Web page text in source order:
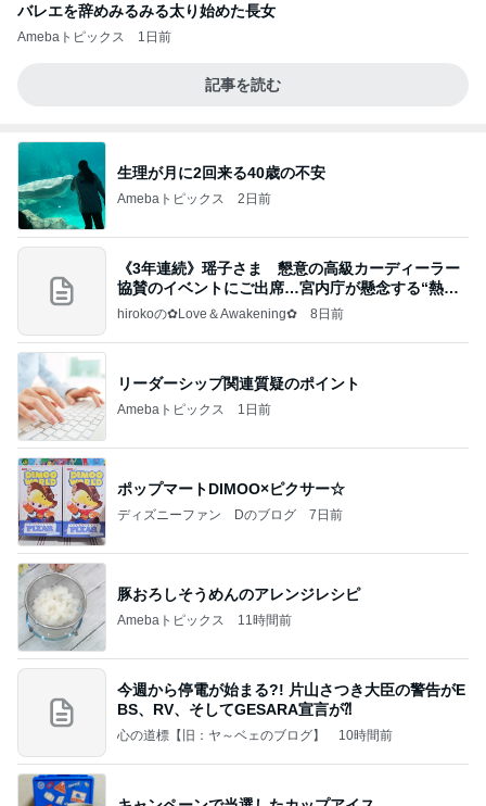
バレエを辞めみるみる太り始めた長女
Amebaトピックス 1日前
記事を読む
生理が月に2回来る40歳の不安
Amebaトピックス 2日前
《3年連続》瑶子さま 懇意の高級カーディーラー
協賛のイベントにご出席…宮内庁が懸念する“熱心
すぎ
hirokoの✿Love＆Awakening✿ 8日前
リーダーシップ関連質疑のポイント
Amebaトピックス 1日前
ポップマートDIMOO×ピクサー☆
ディズニーファン Dのブログ 7日前
豚おろしそうめんのアレンジレシピ
Amebaトピックス 11時間前
今週から停電が始まる?! 片山さつき大臣の警告がE
BS、RV、そしてGESARA宣言が⁈
心の道標【旧：ヤ～ベェのブログ】 10時間前